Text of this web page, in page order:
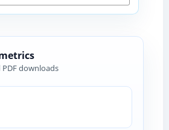
PDF downloads